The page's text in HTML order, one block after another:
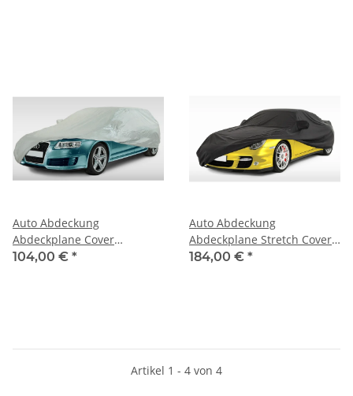
Auto Abdeckung
Abdeckplane Cover
Ganzgarage outdoor
104,00 € *
Auto Abdeckung
Abdeckplane Stretch Cover
Ganzgarage indoor für
184,00 € *
Artikel 1 - 4 von 4